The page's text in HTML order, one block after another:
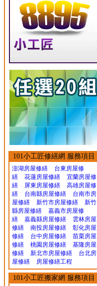
101小工匠修繕網 服務項目
澎湖房屋修繕
台東房屋修
繕
花蓮房屋修繕
宜蘭房屋修
繕
屏東房屋修繕
高雄房屋修
繕
台南縣房屋修繕
台南市房
屋修繕
新竹市房屋修繕
新竹
縣房屋修繕
嘉義市房屋修
繕
嘉義縣房屋修繕
雲林房屋
修繕
南投房屋修繕
彰化房屋
修繕
台中房屋修繕
苗栗房屋
修繕
桃園房屋修繕
基隆房屋
修繕
新北市房屋修繕
台北房
屋修繕
房屋修繕工程
101小工匠搬家網 服務項目